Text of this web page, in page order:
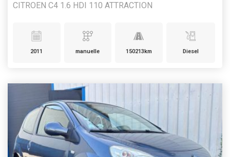
CITROEN C4 1.6 HDI 110 ATTRACTION
2011 manuelle 150213km Diesel